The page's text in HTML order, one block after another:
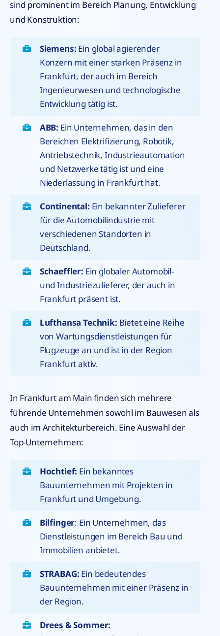
sind prominent im Bereich Planung, Entwicklung
und Konstruktion:
Siemens: Ein global agierender
Konzern mit einer starken Präsenz in
Frankfurt, der auch im Bereich
Ingenieurwesen und technologische
Entwicklung tätig ist.
ABB: Ein Unternehmen, das in den
Bereichen Elektrifizierung, Robotik,
Antriebstechnik, Industrieautomation
und Netzwerke tätig ist und eine
Niederlassung in Frankfurt hat.
Continental: Ein bekannter Zulieferer
für die Automobilindustrie mit
verschiedenen Standorten in
Deutschland.
Schaeffler: Ein globaler Automobil-
und Industriezulieferer, der auch in
Frankfurt präsent ist.
Lufthansa Technik: Bietet eine Reihe
von Wartungsdienstleistungen für
Flugzeuge an und ist in der Region
Frankfurt aktiv.
In Frankfurt am Main finden sich mehrere
führende Unternehmen sowohl im Bauwesen als
auch im Architekturbereich. Eine Auswahl der
Top-Unternehmen:
Hochtief: Ein bekanntes
Bauunternehmen mit Projekten in
Frankfurt und Umgebung.
Bilfinger: Ein Unternehmen, das
Dienstleistungen im Bereich Bau und
Immobilien anbietet.
STRABAG: Ein bedeutendes
Bauunternehmen mit einer Präsenz in
der Region.
Drees & Sommer: